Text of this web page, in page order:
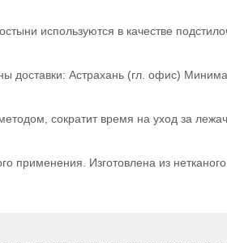
используются в качестве
доставки: Астрахань (гл. офис)
сократит время на уход за
применения. Изготовлена из